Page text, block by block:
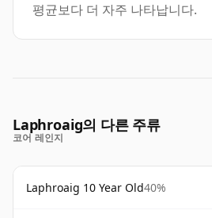
평균보다 더 자주 나타납니다.
Laphroaig의 다른 주류
코어 레인지
Laphroaig 10 Year Old40%